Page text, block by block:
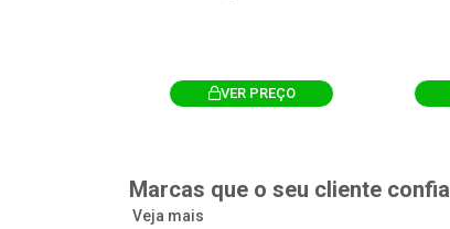
VER PREÇO
Marcas que o seu cliente confia
Veja mais